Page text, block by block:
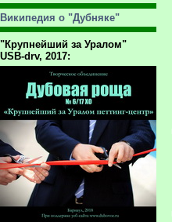
Википедия о "Дубняке"
"Крупнейший за Уралом"
USB-drv, 2017: